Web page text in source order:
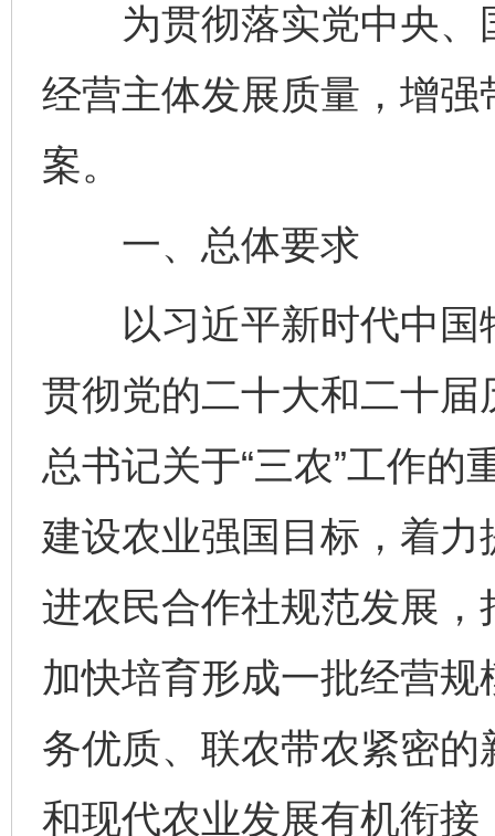
为贯彻落实党中央、
经营主体发展质量，增
案。
一、总体要求
以习近平新时代中国
贯彻党的二十大和二十
总书记关于“三农”工作
建设农业强国目标，着
进农民合作社规范发展
加快培育形成一批经营
务优质、联农带农紧密
和现代农业发展有机衔